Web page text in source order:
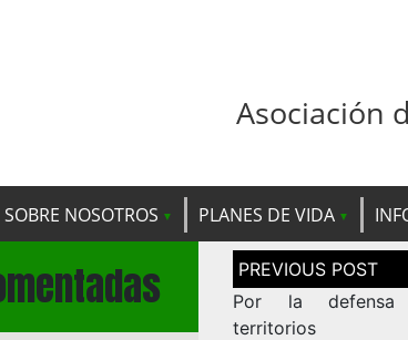
Asociación
SOBRE NOSOTROS PLANES DE VIDA
Navegación
de
entradas
Por la defensa
territorios